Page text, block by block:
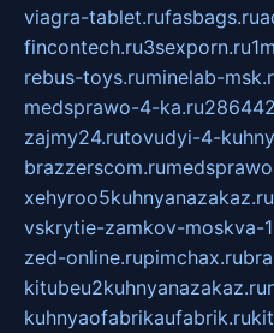
viagra-tablet.rufasbags.ru
fincontech.ru3sexporn.ru
rebus-toys.ruminelab-
medsprawo-4-ka.ru
zajmy24.rutovudyi-4-
brazzerscom.ru
xehyroo5kuhnyanazakaz.ru
vskrytie-zamkov-moskva-
zed-online.rupimchax.ru
kitubeu2kuhnyanazakaz.ru
kuhnyaofabrikaufabrik.ru